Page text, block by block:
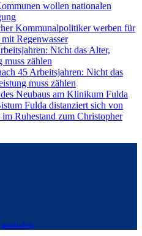
wollen nationalen
Kommunalpolitiker werben für
Regenwasser
Nicht das Alter,
muss zählen
45 Arbeitsjahren: Nicht das
muss zählen
Neubaus am Klinikum Fulda
Fulda distanziert sich von
Ruhestand zum Christopher
mastodon